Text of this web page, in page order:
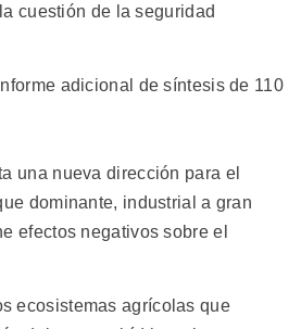
cuestión de la seguridad
adicional de síntesis de 110
una nueva dirección para el
dominante, industrial a gran
efectos negativos sobre el
ecosistemas agrícolas que